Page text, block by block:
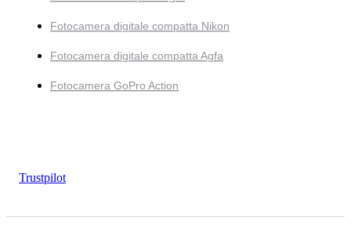
Fotocamera digitale compatta Nikon
Fotocamera digitale compatta Agfa
Fotocamera GoPro Action
Trustpilot